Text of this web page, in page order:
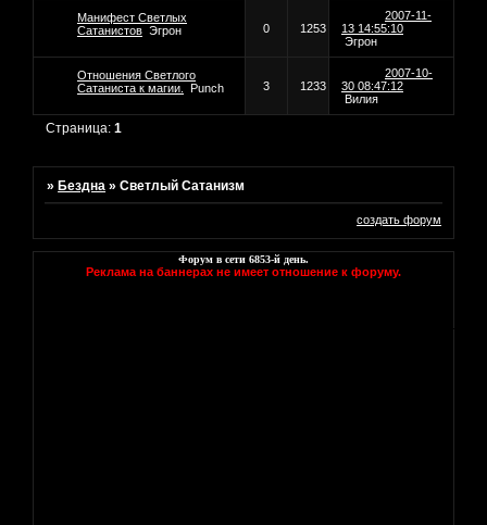
Манифест Светлых
Сатанистов Эгрон 0 1253
2007-11-
13 14:55:10
Эгрон
Отношения Светлого
Сатаниста к магии.
Punch 3 1233
2007-10-
30 08:47:12
Вилия
Страница:1
»Бездна »Светлый Сатанизм
создать форум
Форум в сети 6853-й день.
Реклама на баннерах не имеет отношение к форуму.